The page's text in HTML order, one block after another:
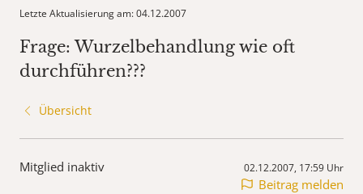
Letzte Aktualisierung am: 04.12.2007
Frage: Wurzelbehandlung wie oft
durchführen???
Übersicht
Mitglied inaktiv 02.12.2007, 17:59 Uhr
Beitrag melden